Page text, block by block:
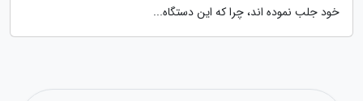
خود جلب نموده اند، چرا که این دستگاه...